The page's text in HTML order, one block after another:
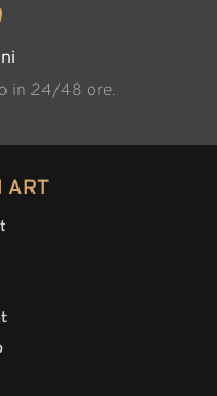
in 24/48 ore.
ART